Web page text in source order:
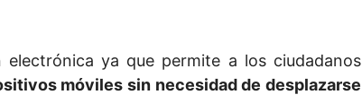
ya que permite a los ciudadanos
móviles sin necesidad de desplazarse